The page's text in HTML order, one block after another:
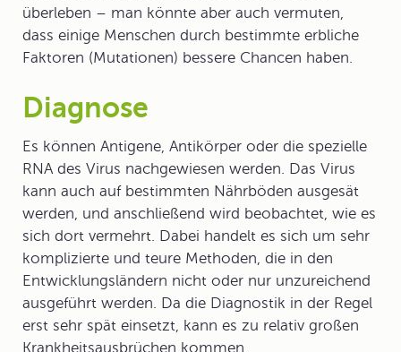
überleben – man könnte aber auch vermuten,
dass einige Menschen durch bestimmte erbliche
Faktoren (Mutationen) bessere Chancen haben.
Diagnose
Es können Antigene, Antikörper oder die spezielle
RNA des Virus nachgewiesen werden. Das Virus
kann auch auf bestimmten Nährböden ausgesät
werden, und anschließend wird beobachtet, wie es
sich dort vermehrt. Dabei handelt es sich um sehr
komplizierte und teure Methoden, die in den
Entwicklungsländern nicht oder nur unzureichend
ausgeführt werden. Da die Diagnostik in der Regel
erst sehr spät einsetzt, kann es zu relativ großen
Krankheitsausbrüchen kommen.